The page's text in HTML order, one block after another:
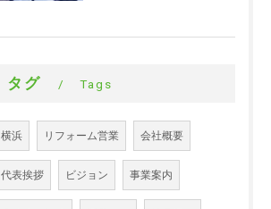
タグ Tags
横浜 リフォーム営業 会社概要
代表挨拶 ビジョン 事業案内